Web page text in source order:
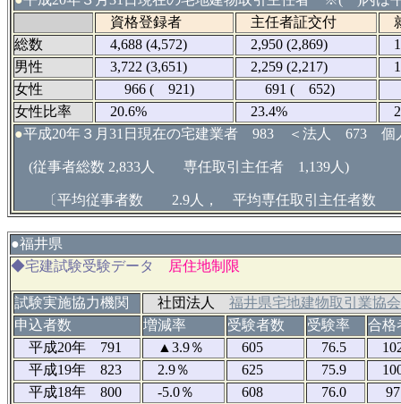
資格登録者
主任者証交付
総数
4,688 (4,572) 2,950 (2,869)
男性
3,722 (3,651) 2,259 (2,217)
女性
966 ( 921) 691 ( 652)
女性比率
20.6% 23.4%
●平成20年３月31日現在の宅建業者 983 ＜法人 673
(従事者総数 2,833人 専任取引主任者 1,139人)
〔平均従事者数 2.9人， 平均専任取引主任者数
●福井県
◆宅建試験受験データ
居住地制限
試験実施協力機関 社団法人 福井県宅地建物取引業協会
申込者数
増減率 受験者数 受験率
合格
平成20年 791
▲3.9％ 605 76.5
平成19年 823
2.9％ 625 75.9
平成18年 800
-5.0％ 608 76.0
97